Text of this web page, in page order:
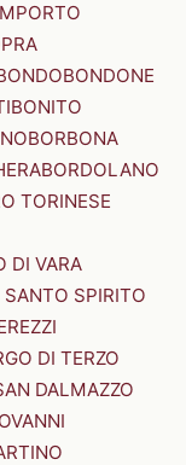
BONDONE
BONITO
BORBONA
BORDOLANO
TORINESE
DI VARA
SPIRITO
DI TERZO
DALMAZZO